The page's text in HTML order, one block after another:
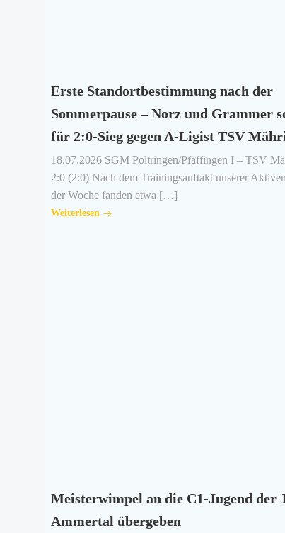
Erste Standortbestimmung nach der
Sommerpause – Norz und Grammer
für 2:0-Sieg gegen A-Ligist TSV
18.07.2026 SGM Poltringen/Pfäffingen I – TSV
2:0 (2:0) Nach dem Trainingsauftakt unserer
der Woche fanden etwa […]
Weiterlesen
Meisterwimpel an die C1-Jugend der
Ammertal übergeben